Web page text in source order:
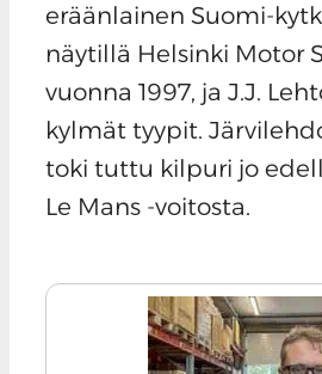
eräänlainen Suomi-
näytillä Helsinki Motor
vuonna 1997, ja J.J.
kylmät tyypit.
toki tuttu kilpuri jo
Le Mans -voitosta.